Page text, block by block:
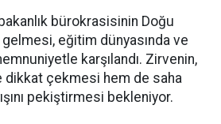
bürokrasisinin Doğu
eğitim dünyasında ve
karşılandı. Zirvenin,
dikkat çekmesi hem de saha
pekiştirmesi bekleniyor.